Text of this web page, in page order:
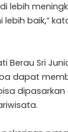
lebih
baik,”
Berau Sri
dapat
dipasarkan